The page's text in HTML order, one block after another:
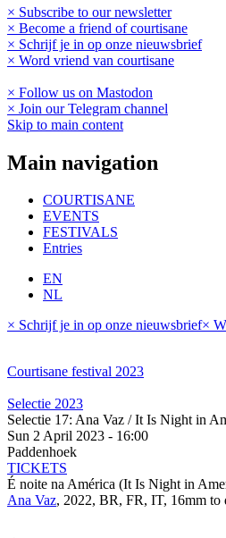
× Subscribe to our newsletter
× Become a friend of courtisane
× Schrijf je in op onze nieuwsbrief
× Word vriend van courtisane
× Follow us on Mastodon
× Join our Telegram channel
Skip to main content
Main navigation
COURTISANE
EVENTS
FESTIVALS
Entries
EN
NL
× Schrijf je in op onze nieuwsbrief×
Courtisane festival 2023
Selectie 2023
Selectie 17: Ana Vaz / It Is Night in
Sun 2 April 2023 - 16:00
Paddenhoek
TICKETS
É noite na América (It Is Night in
Ana Vaz, 2022, BR, FR, IT, 16mm to